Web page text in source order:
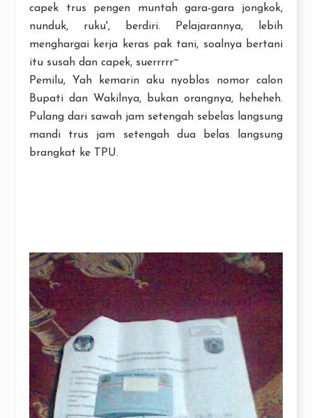
capek trus pengen muntah gara-gara jongkok,
nunduk, ruku', berdiri. Pelajarannya, lebih
menghargai kerja keras pak tani, soalnya bertani
itu susah dan capek, suerrrrr~
Pemilu, Yah kemarin aku nyoblos nomor calon
Bupati dan Wakilnya, bukan orangnya, heheheh.
Pulang dari sawah jam setengah sebelas langsung
mandi trus jam setengah dua belas langsung
brangkat ke TPU.